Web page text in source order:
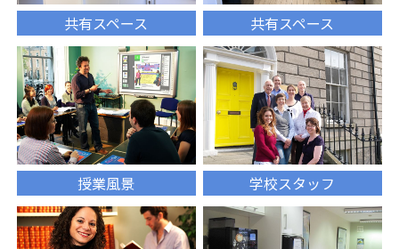
共有スペース 共有スペース
授業風景 学校スタッフ